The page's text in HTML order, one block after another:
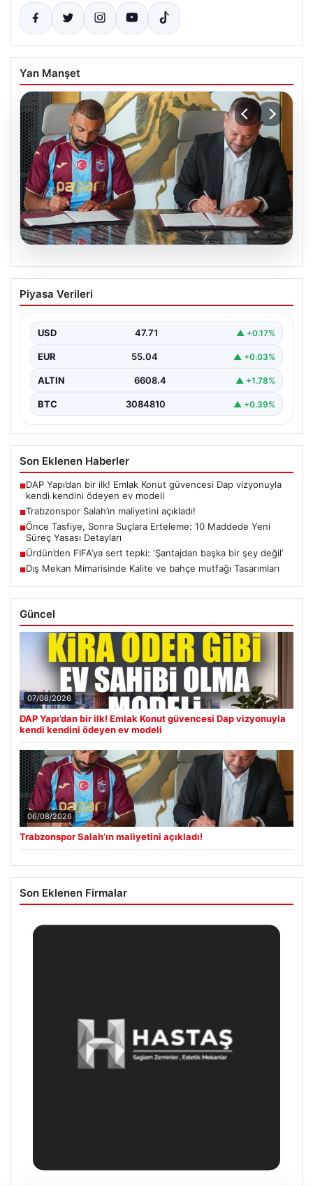
Yan Manşet
06.08.2026
Trabzonspor Salah’ın maliyetini
açıkladı!
Piyasa Verileri
USD 47.71 ▲ +0.17%
EUR 55.04 ▲ +0.03%
ALTIN 6608.4 ▲ +1.78%
BTC 3084810 ▲ +0.39%
Son Eklenen Haberler
■DAP Yapı’dan bir ilk! Emlak Konut güvencesi Dap vizyonuyla
kendi kendini ödeyen ev modeli
■Trabzonspor Salah’ın maliyetini açıkladı!
■Önce Tasfiye, Sonra Suçlara Erteleme: 10 Maddede Yeni
Süreç Yasası Detayları
■Ürdün’den FIFA’ya sert tepki: ‘Şantajdan başka bir şey değil’
■Dış Mekan Mimarisinde Kalite ve bahçe mutfağı Tasarımları
Güncel
07/08/2026
DAP Yapı’dan bir ilk! Emlak Konut güvencesi Dap vizyonuyla
kendi kendini ödeyen ev modeli
06/08/2026
Trabzonspor Salah’ın maliyetini açıkladı!
Son Eklenen Firmalar